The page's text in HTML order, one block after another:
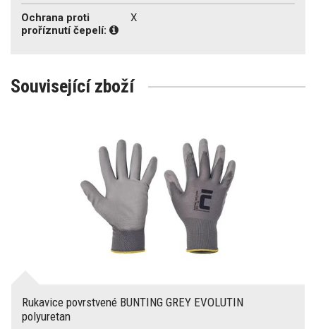
Ochrana proti
proříznutí čepelí:
X
Související zboží
Rukavice povrstvené BUNTING GREY EVOLUTIN
polyuretan